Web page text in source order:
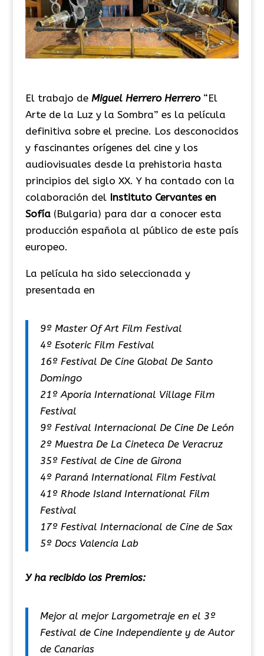
El trabajo de Miguel Herrero Herrero“El
Arte de la Luz y la Sombra” es la película
definitiva sobre el precine. Los desconocidos
y fascinantes orígenes del cine y los
audiovisuales desde la prehistoria hasta
principios del siglo XX. Y ha contado con la
colaboración del Instituto Cervantes en
Sofía(Bulgaria) para dar a conocer esta
producción española al público de este país
europeo.
La película ha sido seleccionada y
presentada en
9º Master Of Art Film Festival
4º Esoteric Film Festival
16º Festival De Cine Global De Santo
Domingo
21º Aporia International Village Film
Festival
9º Festival Internacional De Cine De León
2º Muestra De La Cineteca De Veracruz
35º Festival de Cine de Girona
4º Paraná International Film Festival
41º Rhode Island International Film
Festival
17º Festival Internacional de Cine de Sax
5º Docs Valencia Lab
Y ha recibido los Premios:
Mejor al mejor Largometraje en el 3º
Festival de Cine Independiente y de Autor
de Canarias